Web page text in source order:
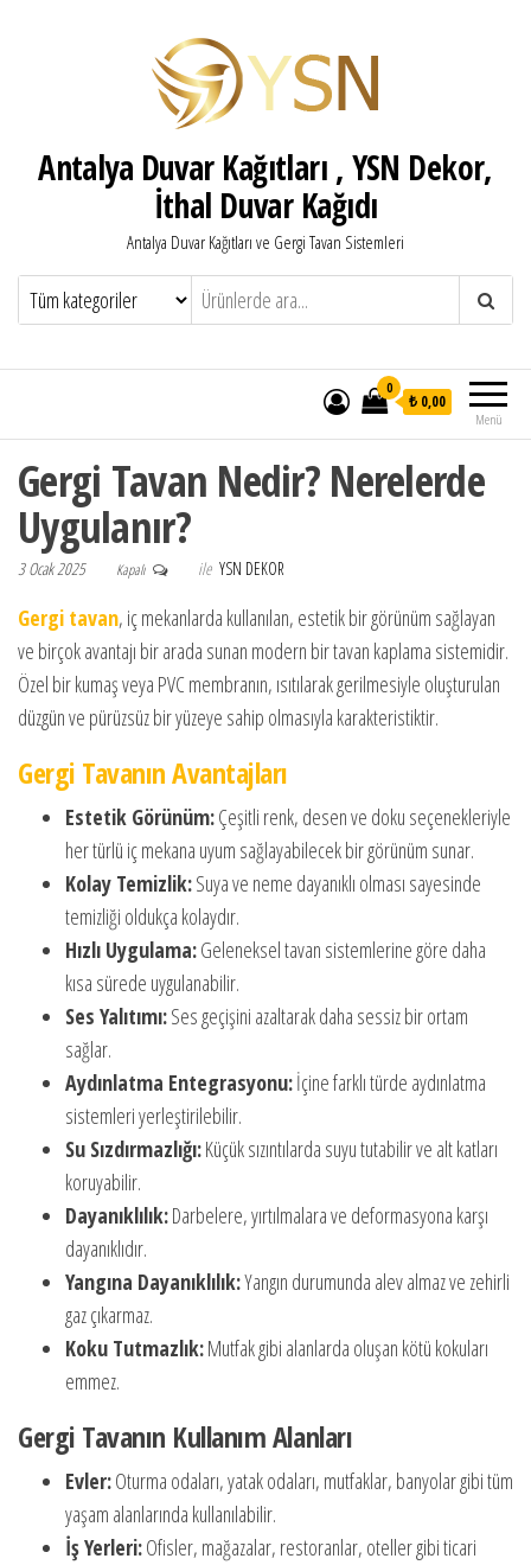
Antalya Duvar Kağıtları , YSN Dekor,
İthal Duvar Kağıdı
Antalya Duvar Kağıtları ve Gergi Tavan Sistemleri
Menü
0
₺ 0,00
Gergi Tavan Nedir? Nerelerde
Uygulanır?
3 Ocak 2025 Kapalı ile YSN DEKOR
Gergi tavan, iç mekanlarda kullanılan, estetik bir görünüm sağlayan
ve birçok avantajı bir arada sunan modern bir tavan kaplama sistemidir.
Özel bir kumaş veya PVC membranın, ısıtılarak gerilmesiyle oluşturulan
düzgün ve pürüzsüz bir yüzeye sahip olmasıyla karakteristiktir.
Gergi Tavanın Avantajları
Estetik Görünüm:Çeşitli renk, desen ve doku seçenekleriyle
her türlü iç mekana uyum sağlayabilecek bir görünüm sunar.
Kolay Temizlik:Suya ve neme dayanıklı olması sayesinde
temizliği oldukça kolaydır.
Hızlı Uygulama:Geleneksel tavan sistemlerine göre daha
kısa sürede uygulanabilir.
Ses Yalıtımı:Ses geçişini azaltarak daha sessiz bir ortam
sağlar.
Aydınlatma Entegrasyonu:İçine farklı türde aydınlatma
sistemleri yerleştirilebilir.
Su Sızdırmazlığı:Küçük sızıntılarda suyu tutabilir ve alt katları
koruyabilir.
Dayanıklılık:Darbelere, yırtılmalara ve deformasyona karşı
dayanıklıdır.
Yangına Dayanıklılık:Yangın durumunda alev almaz ve zehirli
gaz çıkarmaz.
Koku Tutmazlık:Mutfak gibi alanlarda oluşan kötü kokuları
emmez.
Gergi Tavanın Kullanım Alanları
Evler:Oturma odaları, yatak odaları, mutfaklar, banyolar gibi tüm
yaşam alanlarında kullanılabilir.
İş Yerleri:Ofisler, mağazalar, restoranlar, oteller gibi ticari